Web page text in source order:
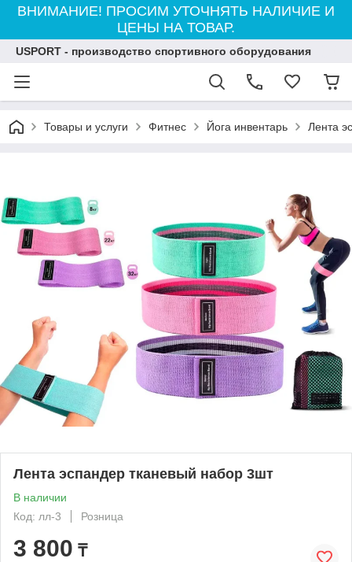
ВНИМАНИЕ! ПРОСИМ УТОЧНЯТЬ НАЛИЧИЕ И
ЦЕНЫ НА ТОВАР.
USPORT - производство спортивного оборудования
Товары и услуги Фитнес Йога инвентарь Лента
Лента эспандер тканевый набор 3шт
В наличии
Код: лл-3
Розница
3 800 ₸